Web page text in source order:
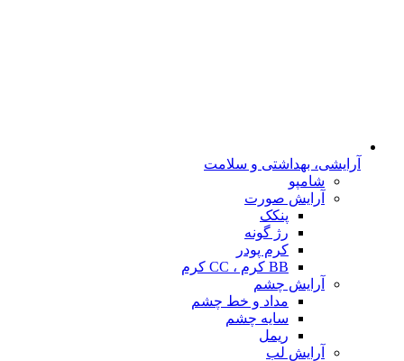
آرایشی، بهداشتی و سلامت
شامپو
آرایش صورت
پنکک
رژ گونه
کرم پودر
BB کرم ، CC کرم
آرایش چشم
مداد و خط چشم
سایه چشم
ریمل
آرایش لب